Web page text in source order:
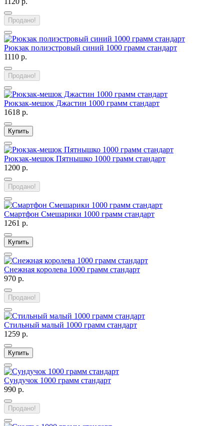
Продано!
Рюкзак полиэстровый синий 1000 грамм стандарт
1110 р.
Продано!
Рюкзак-мешок Джастин 1000 грамм стандарт
1618 р.
Купить
Рюкзак-мешок Пятнышко 1000 грамм стандарт
1200 р.
Продано!
Смартфон Смешарики 1000 грамм стандарт
1261 р.
Купить
Снежная королева 1000 грамм стандарт
970 р.
Продано!
Стильный малый 1000 грамм стандарт
1259 р.
Купить
Сундучок 1000 грамм стандарт
990 р.
Продано!